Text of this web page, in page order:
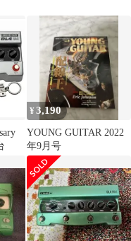
¥3,190
YOUNG GUITAR 2022
年9月号